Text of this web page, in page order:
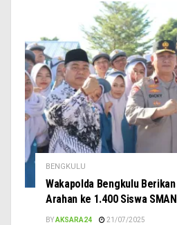
BENGKULU
Wakapolda Bengkulu
Arahan ke 1.400 Siswa
BYAKSARA24 21/07/2025